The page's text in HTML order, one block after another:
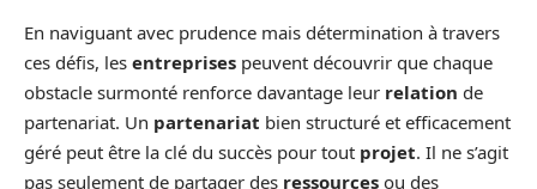
En naviguant avec prudence mais détermination à travers
ces défis, les entreprises peuvent découvrir que chaque
obstacle surmonté renforce davantage leur relation de
partenariat. Un partenariat bien structuré et efficacement
géré peut être la clé du succès pour tout projet. Il ne s’agit
pas seulement de partager des ressources ou des